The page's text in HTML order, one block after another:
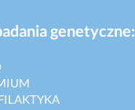
genetyczne: